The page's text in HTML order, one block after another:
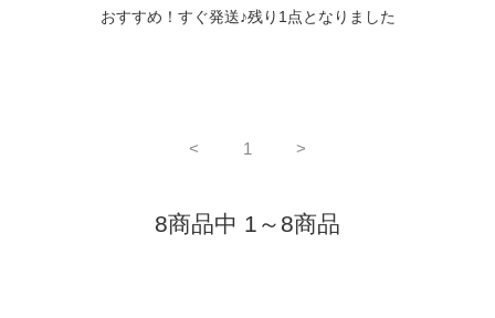
おすすめ！すぐ発送♪残り1点となりました
< 1 >
8商品中 1～8商品